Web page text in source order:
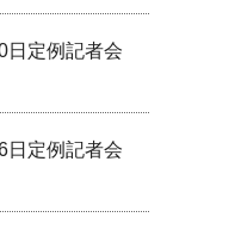
日定例記者会
日定例記者会